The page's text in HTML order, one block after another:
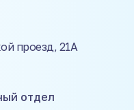
проезд, 21А
отдел